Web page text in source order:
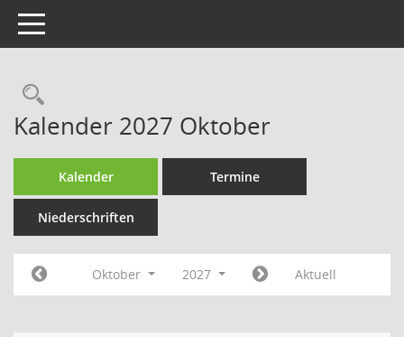
Toggle navigation
Rechercheauswahl
Kalender 2027 Oktober
Kalender Termine
Niederschriften
Oktober 2027 Aktuell